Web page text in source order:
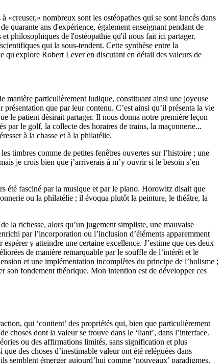
nombreux sont les ostéopathes qui se sont lancés dans
quarante ans d'expérience, également enseignant pendant de
philosophiques de l'ostéopathie qu'il nous fait ici partager.
qui la sous-tendent. Cette synthèse entre la
qu'explore Robert Lever en discutant en détail des valeurs de
manière particulièrement ludique, constituant ainsi une joyeuse
que par leur contenu. C’est ainsi qu’il présenta la vie
le patient désirait partager. Il nous donna notre première leçon
par le golf, la collecte des horaires de trains, la maçonnerie...
à la chasse et à la philatélie.
timbres comme de petites fenêtres ouvertes sur l’histoire ; une
je crois bien que j’arriverais à m’y ouvrirsi le besoin s’en
été fasciné parla musique et parle piano. Horowitz disait que
ou la philatélie ; il évoqua plutôt la peinture, le théâtre, la
la richesse, alors qu’un jugement simpliste, une mauvaise
par l’incorporation ou l’inclusion d’éléments apparemment
espérery atteindre une certaine excellence. J’estime que ces deux
de manière remarquable par le souffle de l’intérêt et le
et une implémentation incomplètes du principe de l’holisme ;
son fondement théorique. Mon intention est de développer ces
qui ‘contient’ des propriétés qui, bien que particulièrement
choses dont la valeur se trouve dans le ‘liant’, dans l’interface.
ou des affirmations limités, sans signification et plus
que des choses d’inestimable valeur ont été reléguées dans
ils semblent émergeraujourd’hui comme ‘nouveaux’ paradigmes,